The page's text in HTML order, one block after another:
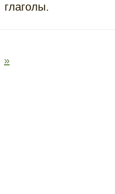
глаголы.
»